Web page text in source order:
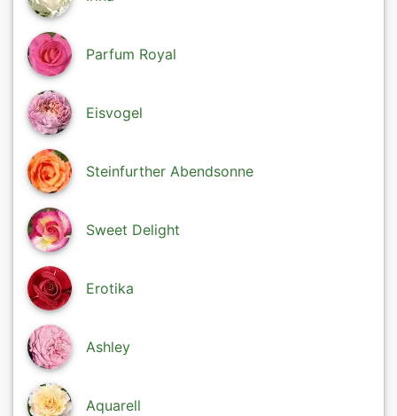
Parfum Royal
Eisvogel
Steinfurther Abendsonne
Sweet Delight
Erotika
Ashley
Aquarell